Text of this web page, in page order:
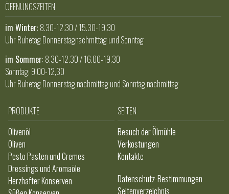
ÖFFNUNGSZEITEN
im Winter: 8.30-12.30 / 15.30-19.30
Uhr Ruhetag Donnerstagnachmittag und Sonntag
im Sommer: 8.30-12.30 / 16.00-19.30
Sonntag: 9.00-12,30
Uhr Ruhetag Donnerstag nachmittag und Sonntag nachmittag
PRODUKTE
Olivenöl
Oliven
Pesto Pasten und Cremes
Dressings und Aromaöle
Herzhafter Konserven
SEITEN
Besuch der Ölmühle
Verkostungen
Kontakte
Datenschutz-Bestimmungen
Seitenverzeichnis